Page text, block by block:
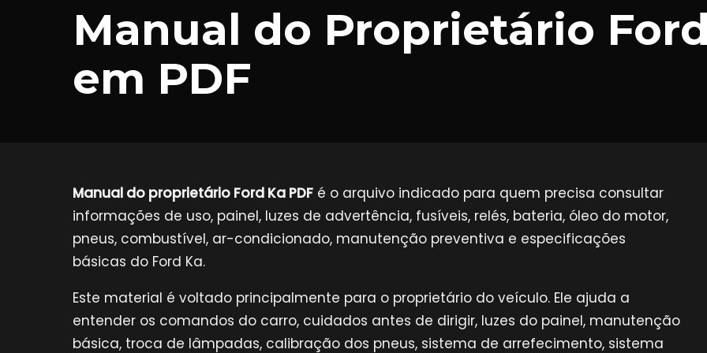
Manual do Proprietário
em PDF
Manual do proprietário Ford Ka PDF é o arquivo indicado para quem precisa consultar
informações de uso, painel, luzes de advertência, fusíveis, relés, bateria, óleo do motor,
pneus, combustível, ar-condicionado, manutenção preventiva e especificações
básicas do Ford Ka.
Este material é voltado principalmente para o proprietário do veículo. Ele ajuda a
entender os comandos do carro, cuidados antes de dirigir, luzes do painel, manutenção
básica, troca de lâmpadas, calibração dos pneus, sistema de arrefecimento, sistema